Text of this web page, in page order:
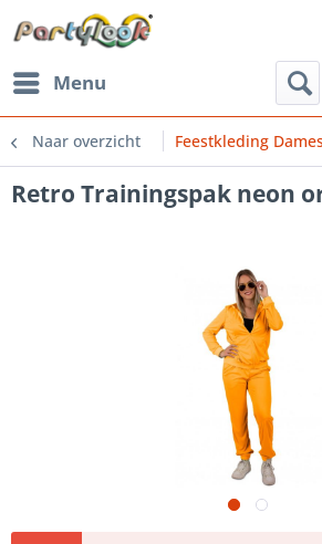
Menu
Naar overzicht Feestkleding
Retro Trainingspak neon